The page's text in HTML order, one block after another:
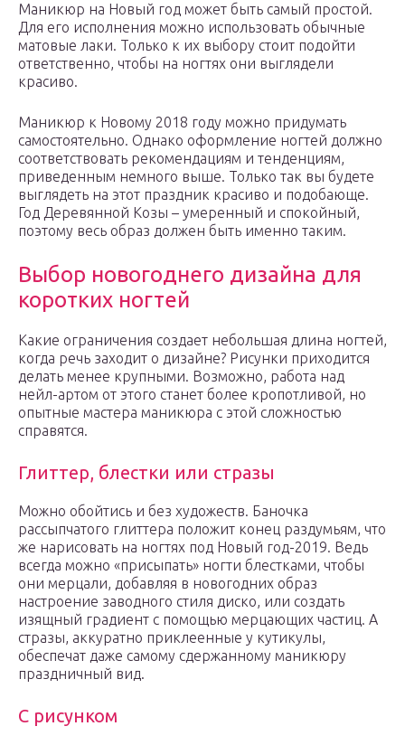
Маникюр на Новый год может быть самый простой.
Для его исполнения можно использовать обычные
матовые лаки. Только к их выбору стоит подойти
ответственно, чтобы на ногтях они выглядели
красиво.
Маникюр к Новому 2018 году можно придумать
самостоятельно. Однако оформление ногтей должно
соответствовать рекомендациям и тенденциям,
приведенным немного выше. Только так вы будете
выглядеть на этот праздник красиво и подобающе.
Год Деревянной Козы – умеренный и спокойный,
поэтому весь образ должен быть именно таким.
Выбор новогоднего дизайна для
коротких ногтей
Какие ограничения создает небольшая длина ногтей,
когда речь заходит о дизайне? Рисунки приходится
делать менее крупными. Возможно, работа над
нейл-артом от этого станет более кропотливой, но
опытные мастера маникюра с этой сложностью
справятся.
Глиттер, блестки или стразы
Можно обойтись и без художеств. Баночка
рассыпчатого глиттера положит конец раздумьям, что
же нарисовать на ногтях под Новый год-2019. Ведь
всегда можно «присыпать» ногти блестками, чтобы
они мерцали, добавляя в новогодних образ
настроение заводного стиля диско, или создать
изящный градиент с помощью мерцающих частиц. А
стразы, аккуратно приклеенные у кутикулы,
обеспечат даже самому сдержанному маникюру
праздничный вид.
С рисунком